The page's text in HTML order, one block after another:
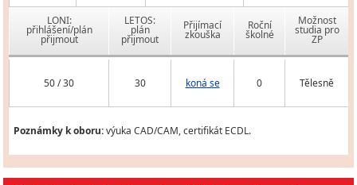
LONI:
přihlášení/plán
přijmout
LETOS:
plán
přijmout
Přijímací
zkouška
Roční
školné
Možnost
studia pro
ZP
50 / 30 30 koná se 0 Tělesně
Poznámky k oboru:výuka CAD/CAM, certifikát ECDL.